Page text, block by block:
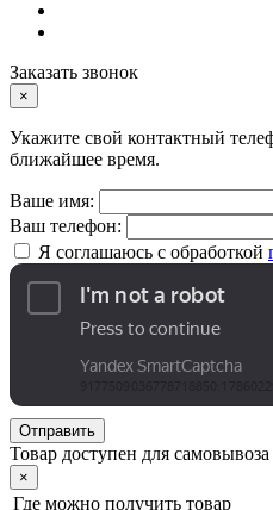
Заказать звонок
×
Укажите свой контактный
ближайшее время.
Ваше имя:
Ваш телефон:
Я соглашаюсь с обработкой
Отправить
Товар доступен для
×
Где можно получить товар